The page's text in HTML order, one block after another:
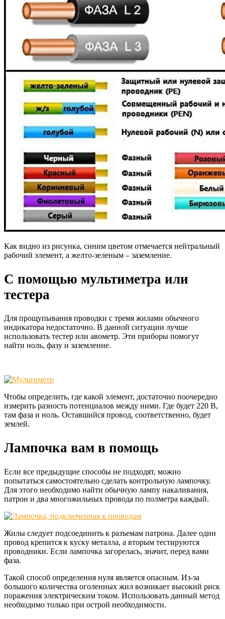
Как видно из рисунка, синим цветом отмечается нейтральный
рабочий элемент, а желто-зеленым – заземление.
С помощью мультиметра или
тестера
Для прощупывания проводки с тремя жилами обычного
индикатора недостаточно. В данной ситуации лучше
использовать тестер или авометр. Эти приборы помогут
найти ноль, фазу и заземление.
Чтобы определить, где какой элемент, достаточно поочередно
измерить разность потенциалов между ними. Где будет 220 В,
там фаза и ноль. Оставшийся провод, соответственно, будет
землей.
Лампочка вам в помощь
Если все предыдущие способы не подходят, можно
попытаться самостоятельно сделать контрольную лампочку.
Для этого необходимо найти обычную лампу накаливания,
патрон и два многожильных провода по полметра каждый.
Жилы следует подсоединить к разъемам патрона. Далее один
провод крепится к куску металла, а вторым тестируются
проводники. Если лампочка загорелась, значит, перед вами
фаза.
Такой способ определения нуля является опасным. Из-за
большого количества оголенных жил возникает высокий риск
поражения электрическим током. Использовать данный метод
необходимо только при острой необходимости.